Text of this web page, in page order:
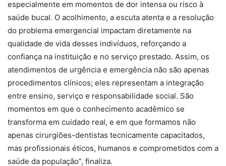
especialmente em momentos de dor intensa ou risco à
saúde bucal. O acolhimento, a escuta atenta e a resolução
do problema emergencial impactam diretamente na
qualidade de vida desses indivíduos, reforçando a
confiança na instituição e no serviço prestado. Assim, os
atendimentos de urgência e emergência não são apenas
procedimentos clínicos; eles representam a integração
entre ensino, serviço e responsabilidade social. São
momentos em que o conhecimento acadêmico se
transforma em cuidado real, e em que formamos não
apenas cirurgiões-dentistas tecnicamente capacitados,
mas profissionais éticos, humanos e comprometidos com a
saúde da população”, finaliza.